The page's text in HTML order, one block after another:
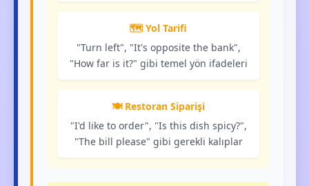
🗺️ Yol Tarifi
"Turn left", "It's opposite the bank",
"How far is it?" gibi temel yön ifadeleri
🍽️ Restoran Siparişi
"I'd like to order", "Is this dish spicy?",
"The bill please" gibi gerekli kalıplar